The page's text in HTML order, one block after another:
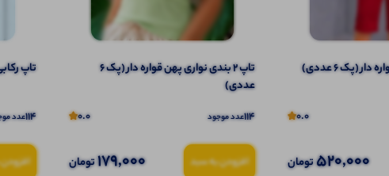
(پک 6 عددی)
0.0
520,000تومان
تاپ ۲ بندی نواری پهن قواره دار (پک 6
عددی)
114عدد موجود 0.0
افزودن به سبد 179,000تومان
تاپ رکابی
114عدد